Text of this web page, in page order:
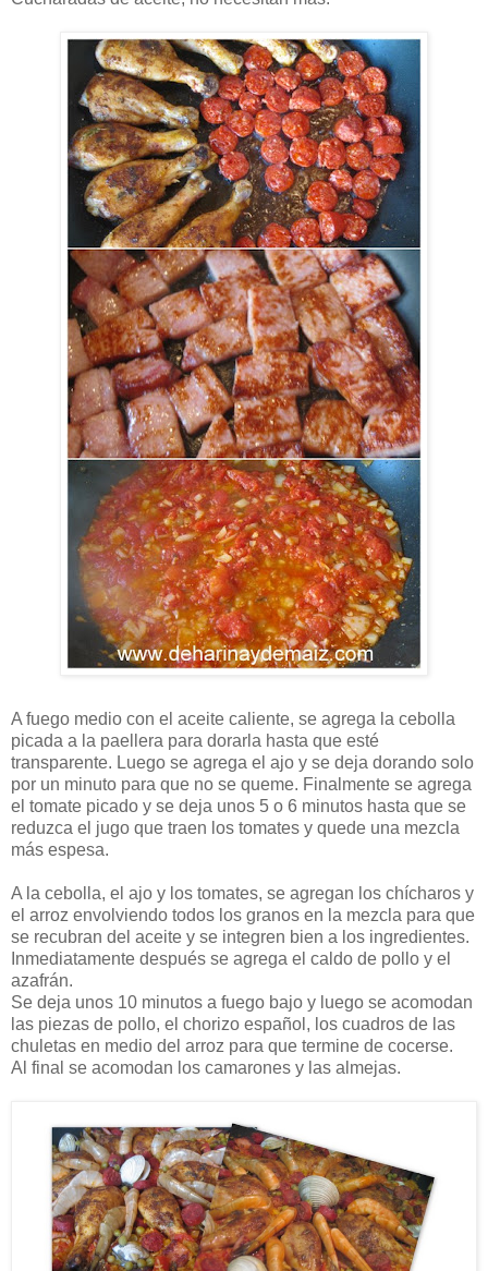
A fuego medio con el aceite caliente, se agrega la cebolla
picada a la paellera para dorarla hasta que esté
transparente. Luego se agrega el ajo y se deja dorando solo
por un minuto para que no se queme. Finalmente se agrega
el tomate picado y se deja unos 5 o 6 minutos hasta que se
reduzca el jugo que traen los tomates y quede una mezcla
más espesa.
A la cebolla, el ajo y los tomates, se agregan los chícharos y
el arroz envolviendo todos los granos en la mezcla para que
se recubran del aceite y se integren bien a los ingredientes.
Inmediatamente después se agrega el caldo de pollo y el
azafrán.
Se deja unos 10 minutos a fuego bajo y luego se acomodan
las piezas de pollo, el chorizo español, los cuadros de las
chuletas en medio del arroz para que termine de cocerse.
Al final se acomodan los camarones y las almejas.